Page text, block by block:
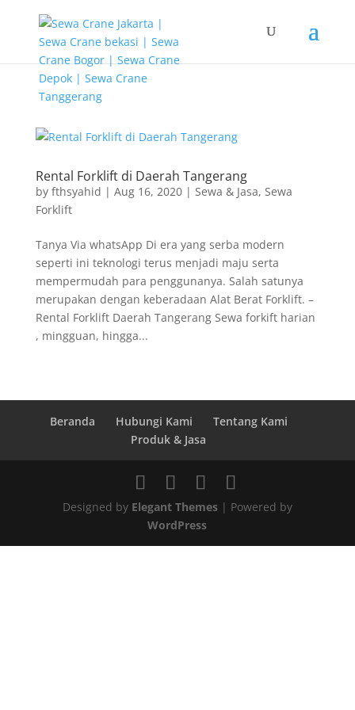
Rental Forklift di Daerah Tangerang
by fthsyahid | Aug 16, 2020| Sewa & Jasa, Sewa
Forklift
Tanya Via whatsApp Di era yang serba modern
seperti ini teknologi terus menjadi maju serta
mempermudah para penggunanya. Salah satunya
merupakan dengan keberadaan Alat Berat Forklift. –
Rental Forklift Daerah Tangerang Sewa forkift harian
, mingguan, hingga...
Beranda Hubungi Kami
Tentang Kami
Produk & Jasa
Designed by Elegant Themes| Powered by
WordPress